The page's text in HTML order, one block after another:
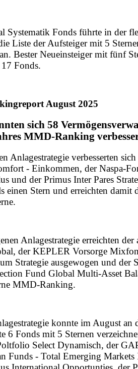
Systematik Fonds führte in der
Liste der Aufsteiger mit 5
Bester Neueinsteiger mit fünf
Fonds.
August 2025
sich 58
MMD-Ranking
Anlagestrategie verbesserten
- Einkommen, der Naspa-
und der Primus Inter Pares
einen Stern und erreichten damit
Anlagestrategie erreichten der
der KEPLER Vorsorge
Strategie ausgewogen und der
Fund Global Multi-Asset
MMD-Ranking.
konnte im August an
6 Fonds mit 5 Sternen
Select Dynamisch, der
Funds - Total Emerging Markets